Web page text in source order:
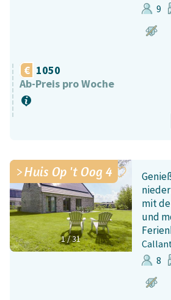
9
1050
Ab-Preis pro Woche
1/31
Huis Op 't Oog 4
mit
und
8